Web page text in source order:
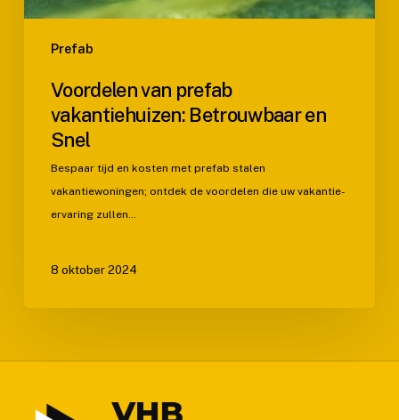
Prefab
Voordelen van prefab
vakantiehuizen: Betrouwbaar en
Snel
Bespaar tijd en kosten met prefab stalen
vakantiewoningen; ontdek de voordelen die uw vakantie-
ervaring zullen…
8 oktober 2024